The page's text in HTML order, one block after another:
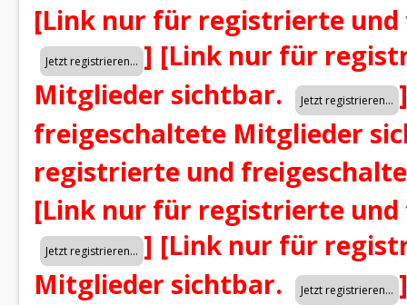
[Link nur für registrierte
] [Link nur für
Mitglieder sichtbar.
]
freigeschaltete Mitglieder
registrierte und
[Link nur für registrierte
] [Link nur für
Mitglieder sichtbar.
]